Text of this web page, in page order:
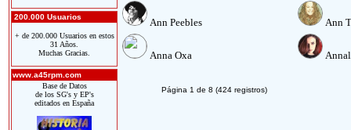
200.000 Usuarios
+ de 200.000 Usuarios en estos
31 Años.
Muchas Gracias.
www.a45rpm.com
Base de Datos
de los SG's y EP's
editados en España
Ann Peebles Ann
Anna Oxa
Página 1 de 8 (424 registros)